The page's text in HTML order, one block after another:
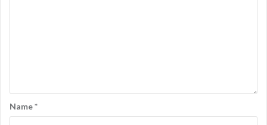
Name*